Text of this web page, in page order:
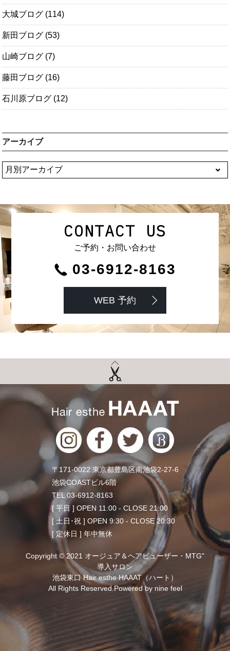
大城ブログ (114)
新田ブログ (53)
山崎ブログ (7)
藤田ブログ (16)
石川原ブログ (12)
アーカイブ
CONTACT US
ご予約・お問い合わせ
03-6912-8163
WEB 予約
〒171-0022 東京都豊島区南池袋2-27-6
池袋COASTビル6階
TEL 03-6912-8163
[ 平日 ] OPEN 11:00 - CLOSE 21:00
[ 土日･祝 ] OPEN 9:30 - CLOSE 20:30
[ 定休日 ] 年中無休
Copyright © 2021 オージュア＆ヘアビューザー・MTG"
導入サロン
池袋東口 Hair esthe HAAAT（ハート）
All Rights Reserved.Powered by nine feel